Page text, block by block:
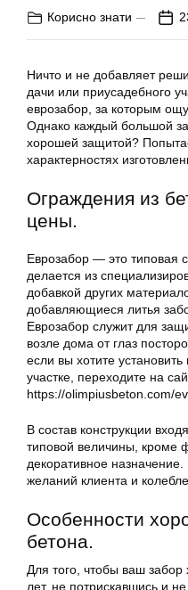
Корисно знати
Ничто и не добавляет
дачи или приусадебного
еврозабор, за которым
Однако каждый большой
хорошей защитой?
характерностях
Ограждения из
цены.
Еврозабор — это типовая
делается из
добавкой других
добавляющиеся литья
Еврозабор служит для
возле дома от глаз
если вы хотите
участке, переходите на
https://olimpiusbeton.com/
В состав конструкции
типовой величины,
декоративное
желаний клиента и
Особенности
бетона.
Для того, чтобы ваш
лет, не потрискавшись и